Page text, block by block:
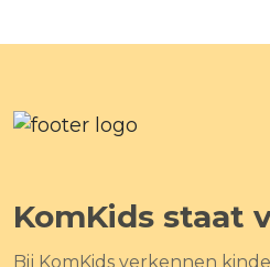
KomKids staat
Bij KomKids verkennen